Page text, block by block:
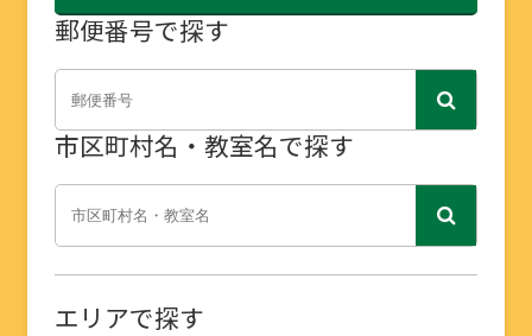
郵便番号で探す
市区町村名・教室名で探す
エリアで探す